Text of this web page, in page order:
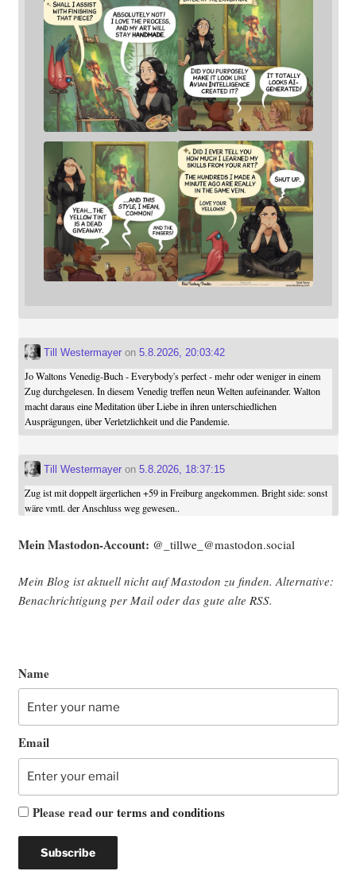
Till Westermayeron 5.8.2026, 20:03:42
Jo Waltons Venedig-Buch - Everybody's perfect - mehr oder weniger in einem
Zug durchgelesen. In diesem Venedig treffen neun Welten aufeinander. Walton
macht daraus eine Meditation über Liebe in ihren unterschiedlichen
Ausprägungen, über Verletzlichkeit und die Pandemie.
Till Westermayeron 5.8.2026, 18:37:15
Zug ist mit doppelt ärgerlichen +59 in Freiburg angekommen. Bright side: sonst
wäre vmtl. der Anschluss weg gewesen..
Mein Mast­o­don-Account: @_tillwe_@mastodon.social
Mein Blog ist aktu­ell nicht auf Mast­o­don zu fin­den. Alter­na­ti­ve:
Benach­rich­ti­gung per Mail oder das gute alte RSS.
Name
Email
Please read ourterms and conditions